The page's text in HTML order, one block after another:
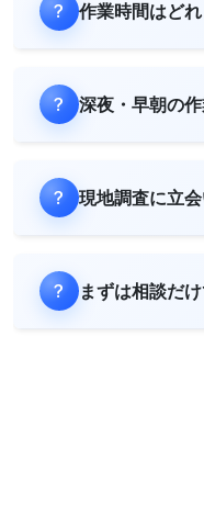
作業時間はど
深夜・早朝の
現地調査に立
まずは相談だ